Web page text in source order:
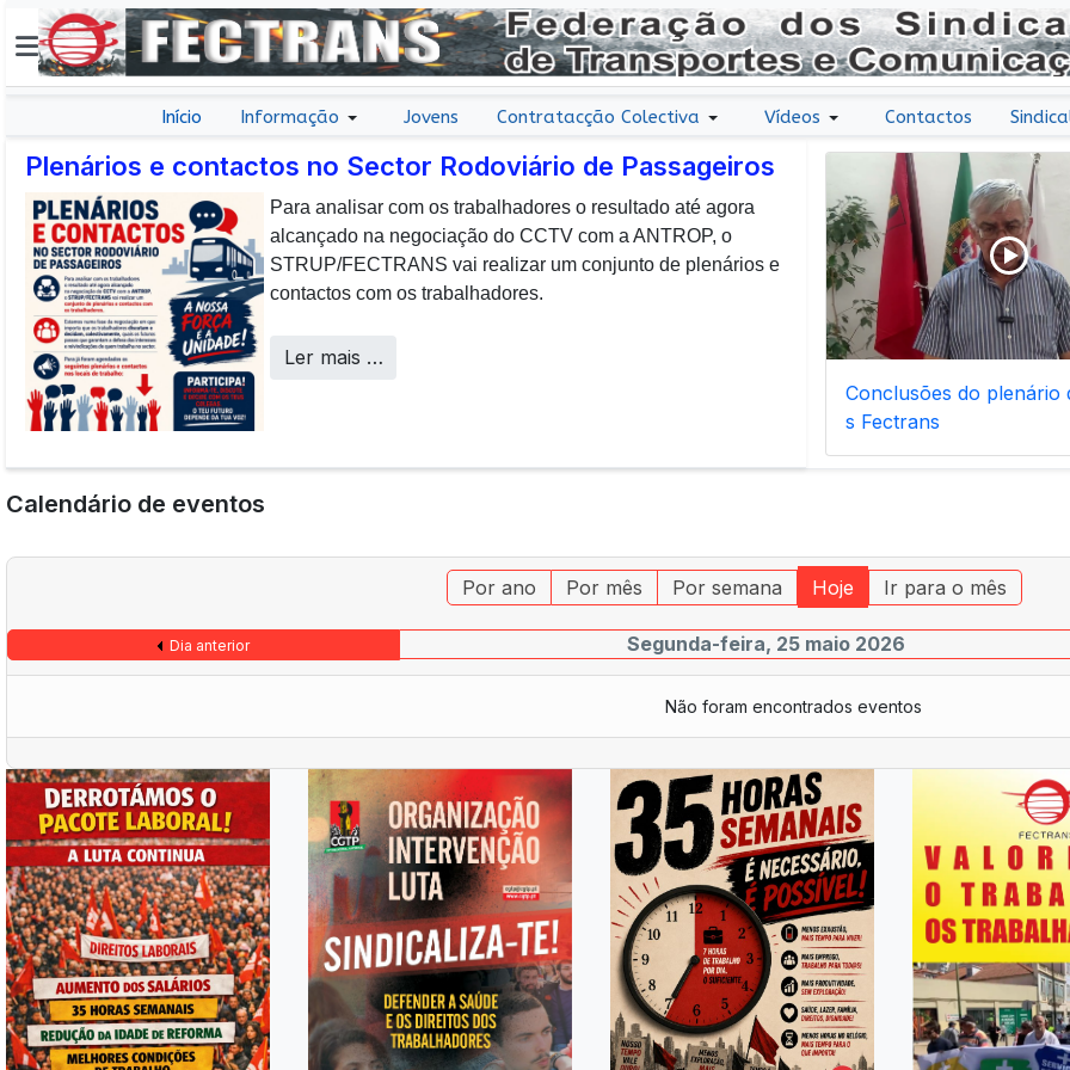
Início Informação Jovens Contratacção Colectiva Vídeos Contactos
Plenários e contactos no Sector Rodoviário de Passageiros
Para analisar com os trabalhadores o resultado até agora
alcançado na negociação do CCTV com a ANTROP, o
STRUP/FECTRANS vai realizar um conjunto de plenários e
contactos com os trabalhadores.
Ler mais …
E não posso […] deixar de dar uma nota de agradecimento
aos colaboradores da CP que, todos os dias, enfrentam com
sucesso os desafios operacionais de manutenção inerentes
a uma frota tão envelhecida.
Call Centers
Conclusões do plenário
s Fectrans
Calendário de eventos
Por ano Por mês Por semana Hoje Ir para o mês
Dia anterior Segunda-feira, 25 maio 2026
Não foram encontrados eventos